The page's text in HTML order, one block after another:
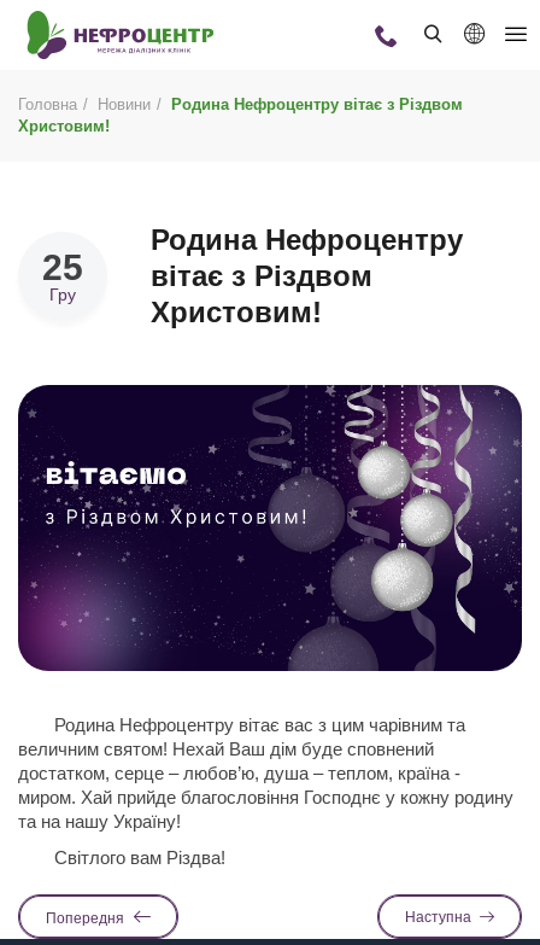
Головна Новини
Родина Нефроцентру вітає з Різдвом
Христовим!
25
Гру
Родина Нефроцентру
вітає з Різдвом
Христовим!
Родина Нефроцентру вітає вас з цим чарівним та
величним святом! Нехай Ваш дім буде сповнений
достатком, серце – любов’ю, душа – теплом, країна -
миром. Хай прийде благословіння Господнє у кожну родину
та на нашу Україну!
Світлого вам Різдва!
Попередня Наступна